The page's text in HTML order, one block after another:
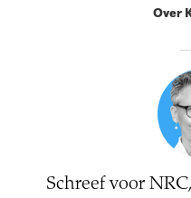
Over
Schreef voor